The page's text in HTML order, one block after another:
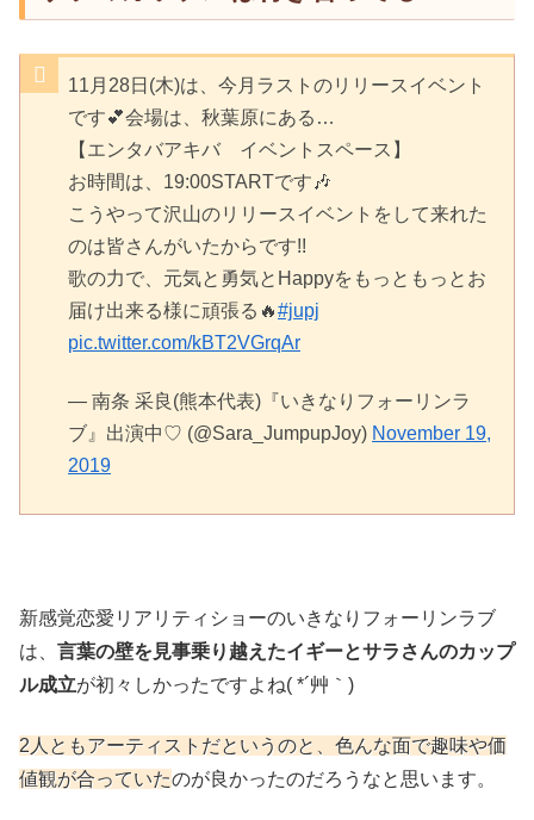
11月28日(木)は、今月ラストのリリースイベント
です💕会場は、秋葉原にある…
【エンタバアキバ イベントスペース】
お時間は、19:00STARTです🎶
こうやって沢山のリリースイベントをして来れた
のは皆さんがいたからです!!
歌の力で、元気と勇気とHappyをもっともっとお
届け出来る様に頑張る🔥#jupj
pic.twitter.com/kBT2VGrqAr
— 南条 采良(熊本代表)『いきなりフォーリンラ
ブ』出演中♡ (@Sara_JumpupJoy) November 19,
2019
新感覚恋愛リアリティショーのいきなりフォーリンラブ
は、 言葉の壁を見事乗り越えたイギーとサラさんのカップ
ル成立が初々しかったですよね( *´艸｀)
2人ともアーティストだというのと、色んな面で趣味や価
値観が合っていたのが良かったのだろうなと思います。